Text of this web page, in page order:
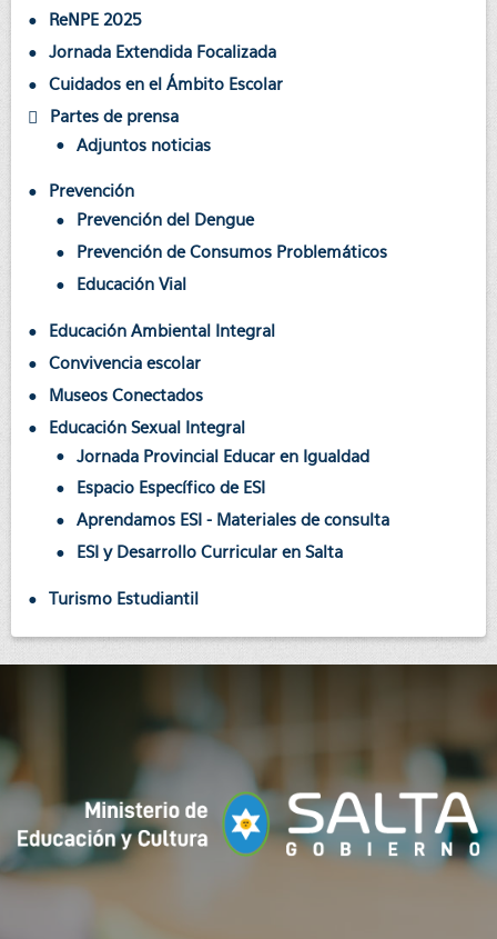
ReNPE 2025
Jornada Extendida Focalizada
Cuidados en el Ámbito Escolar
Partes de prensa
Adjuntos noticias
Prevención
Prevención del Dengue
Prevención de Consumos Problemáticos
Educación Vial
Educación Ambiental Integral
Convivencia escolar
Museos Conectados
Educación Sexual Integral
Jornada Provincial Educar en Igualdad
Espacio Específico de ESI
Aprendamos ESI - Materiales de consulta
ESI y Desarrollo Curricular en Salta
Turismo Estudiantil